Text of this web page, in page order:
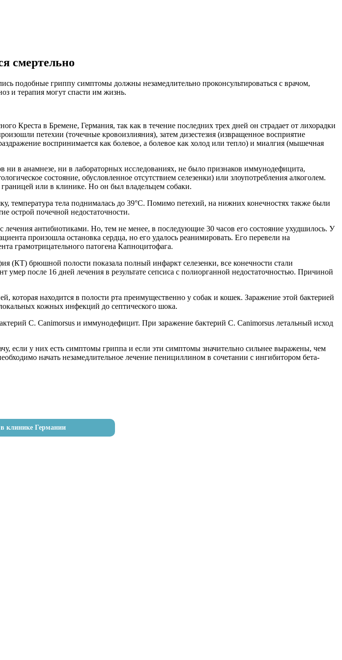
смертельно
подобные гриппу симптомы должны незамедлительно проконсультироваться с врачом,
и терапия могут спасти им жизнь.
Креста в Бремене, Германия, так как в течение последних трех дней он страдает от лихорадки
петехии (точечные кровоизлияния), затем дизестезия (извращенное восприятие
воспринимается как болевое, а болевое как холод или тепло) и миалгия (мышечная
ни в анамнезе, ни в лабораторных исследованиях, не было признаков иммунодефицита,
состояние, обусловленное отсутствием селезенки) или злоупотребления алкоголем.
или в клинике. Но он был владельцем собаки.
температура тела поднималась до 39°C. Помимо петехий, на нижних конечностях также были
острой почечной недостаточности.
антибиотиками. Но, тем не менее, в последующие 30 часов его состояние ухудшилось. У
произошла остановка сердца, но его удалось реанимировать. Его перевели на
грамотрицательного патогена Капноцитофага.
(КТ) брюшной полости показала полный инфаркт селезенки, все конечности стали
после 16 дней лечения в результате сепсиса с полиорганной недостаточностью. Причиной
которая находится в полости рта преимущественно у собак и кошек. Заражение этой бактерией
кожных инфекций до септического шока.
C. Canimorsus и иммунодефицит. При заражение бактерий C. Сanimorsus летальный исход
если у них есть симптомы гриппа и если эти симптомы значительно сильнее выражены, чем
начать незамедлительное лечение пенициллином в сочетании с ингибитором бета-
клинике Германии